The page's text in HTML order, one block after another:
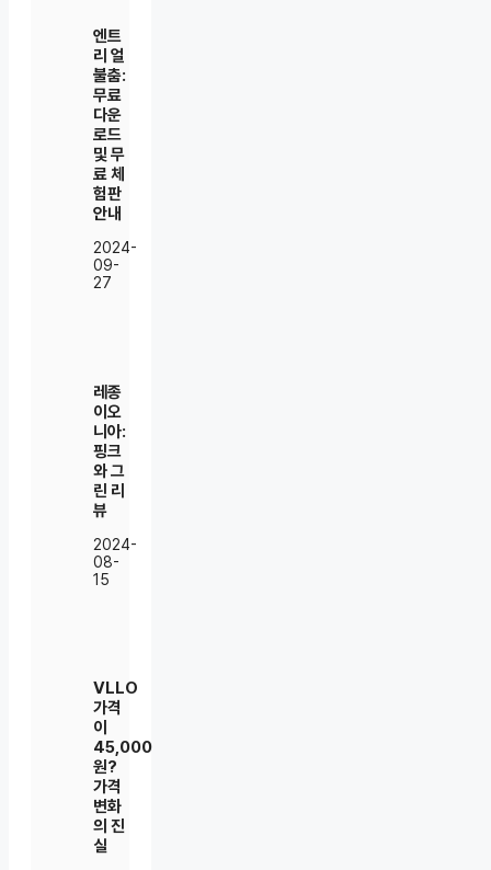
엔트
리 얼
불춤:
무료
다운
로드
및 무
료 체
험판
안내
2024-
09-
27
레종
이오
니아:
핑크
와 그
린 리
뷰
2024-
08-
15
VLLO
가격
이
45,000
원?
가격
변화
의 진
실